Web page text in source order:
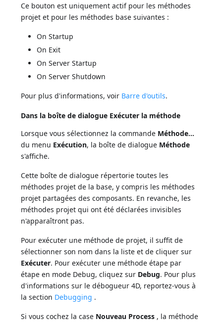
Ce bouton est uniquement actif pour les méthodes
projet et pour les méthodes base suivantes :
On Startup
On Exit
On Server Startup
On Server Shutdown
Pour plus d'informations, voir Barre d'outils.
Dans la boîte de dialogue Exécuter la méthode
Lorsque vous sélectionnez la commande Méthode...
du menu Exécution, la boîte de dialogue Méthode
s'affiche.
Cette boîte de dialogue répertorie toutes les
méthodes projet de la base, y compris les méthodes
projet partagées des composants. En revanche, les
méthodes projet qui ont été déclarées invisibles
n'apparaîtront pas.
Pour exécuter une méthode de projet, il suffit de
sélectionner son nom dans la liste et de cliquer sur
Exécuter. Pour exécuter une méthode étape par
étape en mode Debug, cliquez sur Debug. Pour plus
d'informations sur le débogueur 4D, reportez-vous à
la section Debugging .
Si vous cochez la case Nouveau Process , la méthode